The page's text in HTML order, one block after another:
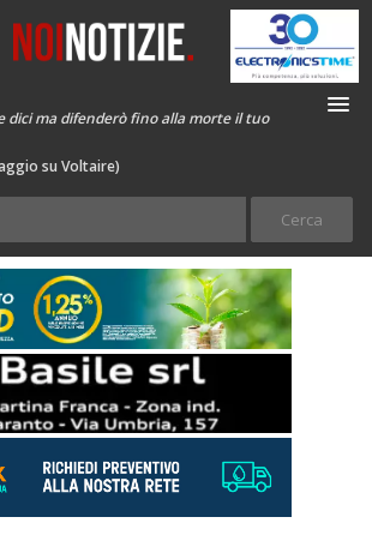
dici ma difenderò fino alla morte il tuo
su Voltaire)